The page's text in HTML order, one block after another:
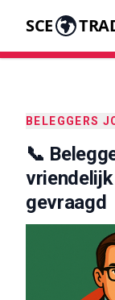
SCE
BELEGGERS
📞
gevraagd